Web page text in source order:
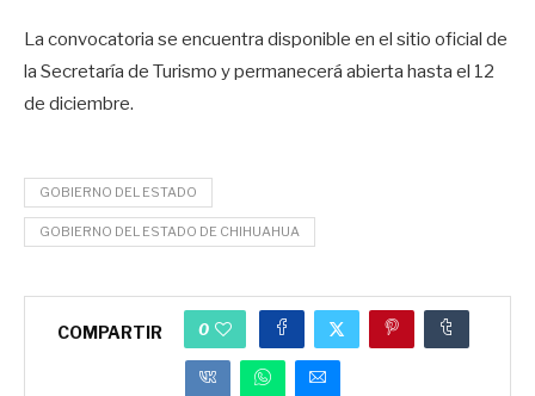
La convocatoria se encuentra disponible en el sitio oficial de
la Secretaría de Turismo y permanecerá abierta hasta el 12
de diciembre.
GOBIERNO DEL ESTADO
GOBIERNO DEL ESTADO DE CHIHUAHUA
COMPARTIR 0